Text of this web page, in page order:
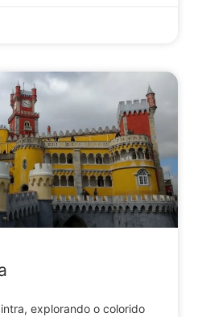
explorando o colorido